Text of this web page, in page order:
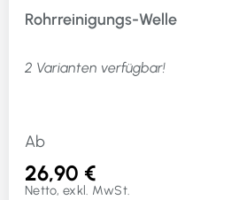
Rohrreinigungs-Welle
2 Varianten verfügbar!
Ab
26,90 €
Netto, exkl. MwSt.